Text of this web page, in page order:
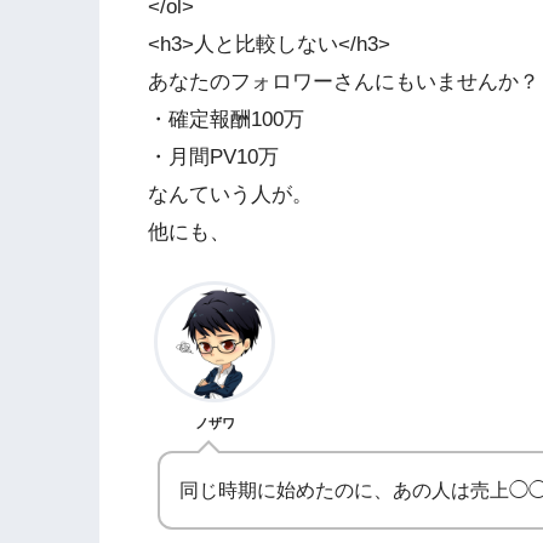
</ol>
<h3>人と比較しない</h3>
あなたのフォロワーさんにもいませんか？
・確定報酬100万
・月間PV10万
なんていう人が。
他にも、
ノザワ
同じ時期に始めたのに、あの人は売上